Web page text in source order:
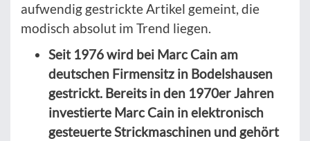
aufwendig gestrickte Artikel gemeint, die
modisch absolut im Trend liegen.
Seit 1976 wird bei Marc Cain am
deutschen Firmensitz in Bodelshausen
gestrickt. Bereits in den 1970er Jahren
investierte Marc Cain in elektronisch
gesteuerte Strickmaschinen und gehört